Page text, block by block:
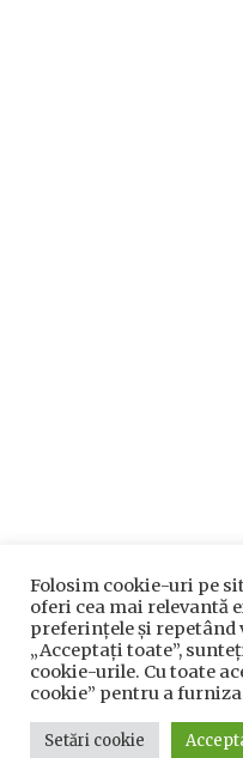
Folosim cookie-uri pe
oferi cea mai relevantă
preferințele și repetând
„Acceptați toate”,
cookie-urile. Cu toate
cookie” pentru a
Setări cookie